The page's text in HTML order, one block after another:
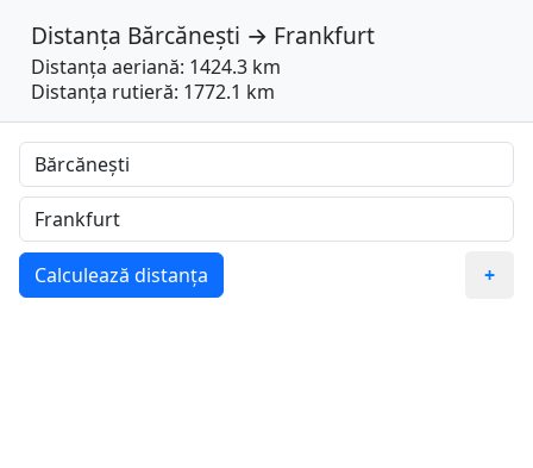
Distanța Bărcănești → Frankfurt
Distanța aeriană: 1424.3 km
Distanța rutieră: 1772.1 km
Calculează distanța +